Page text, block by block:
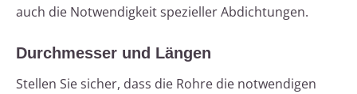
auch die Notwendigkeit spezieller Abdichtungen.
Durchmesser und Längen
Stellen Sie sicher, dass die Rohre die notwendigen